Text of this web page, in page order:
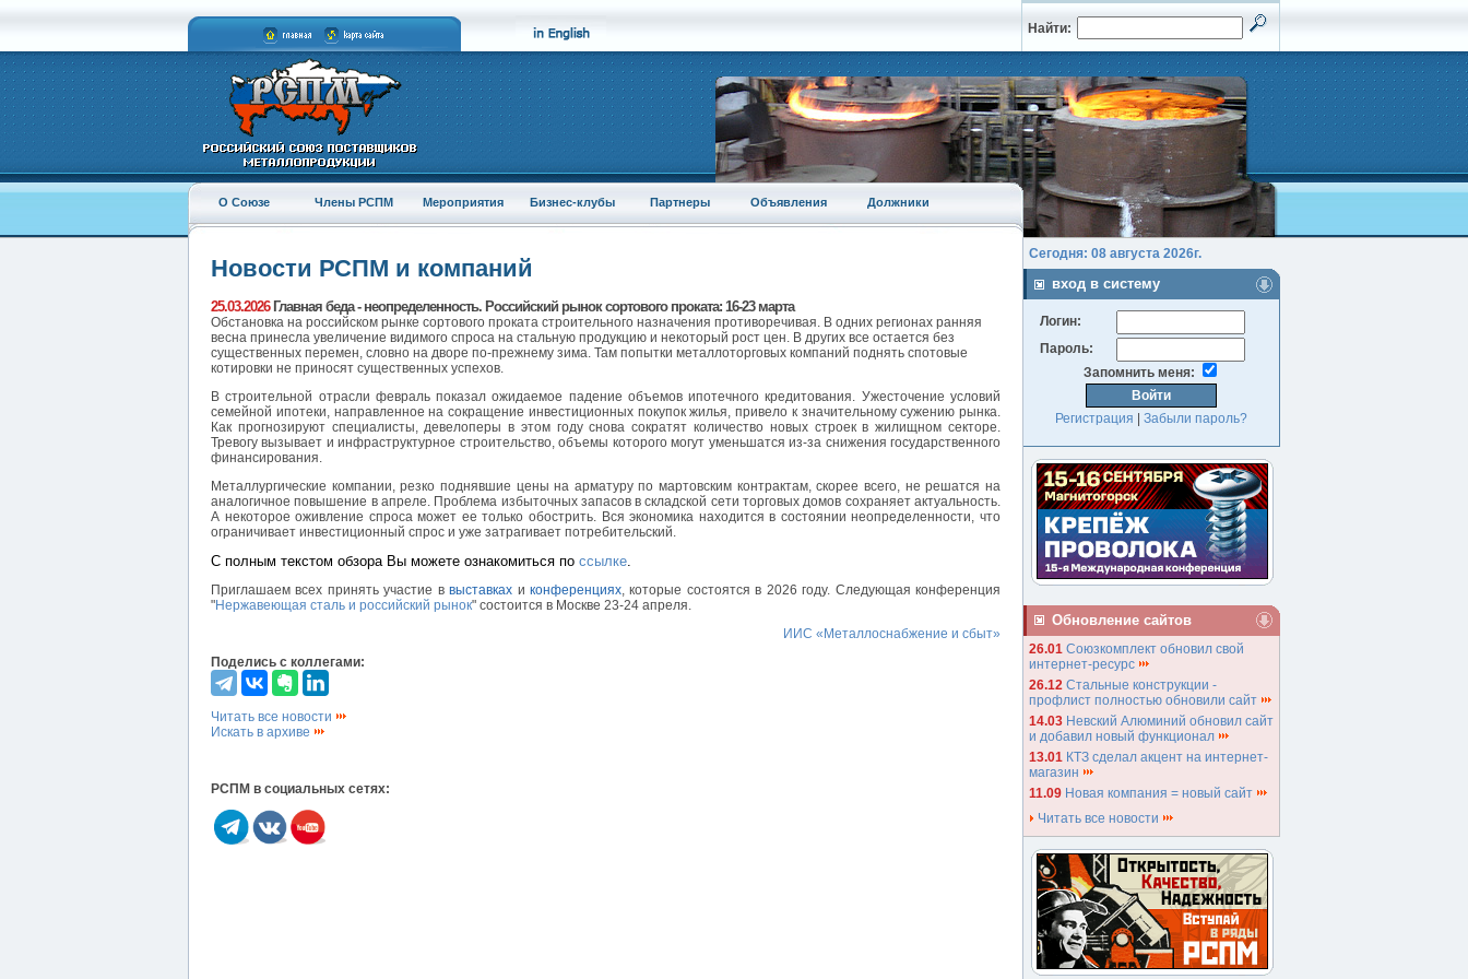
Найти:
О Союзе Члены РСПМ Мероприятия Бизнес-клубы Партнеры Объявления Должники
Новости РСПМ и компаний
25.03.2026Главная беда - неопределенность. Российский рынок сортового проката: 16-23 марта
Обстановка на российском рынке сортового проката строительного назначения противоречивая. В одних регионах ранняя
весна принесла увеличение видимого спроса на стальную продукцию и некоторый рост цен. В других все остается без
существенных перемен, словно на дворе по-прежнему зима. Там попытки металлоторговых компаний поднять спотовые
котировки не приносят существенных успехов.
В строительной отрасли февраль показал ожидаемое падение объемов ипотечного кредитования. Ужесточение условий
семейной ипотеки, направленное на сокращение инвестиционных покупок жилья, привело к значительному сужению рынка.
Как прогнозируют специалисты, девелоперы в этом году снова сократят количество новых строек в жилищном секторе.
Тревогу вызывает и инфраструктурное строительство, объемы которого могут уменьшатся из-за снижения государственного
финансирования.
Металлургические компании, резко поднявшие цены на арматуру по мартовским контрактам, скорее всего, не решатся на
аналогичное повышение в апреле. Проблема избыточных запасов в складской сети торговых домов сохраняет актуальность.
А некоторое оживление спроса может ее только обострить. Вся экономика находится в состоянии неопределенности, что
ограничивает инвестиционный спрос и уже затрагивает потребительский.
С полным текстом обзора Вы можете ознакомиться по ссылке.
Приглашаем всех принять участие ввыставках иконференциях, которые состоятся в 2026 году. Следующая конференция
"Нержавеющая сталь и российский рынок" состоится в Москве 23-24 апреля.
ИИС «Металлоснабжение и сбыт»
Поделись с коллегами:
Читать все новости
Искать в архиве
РСПМ в социальных сетях:
Сегодня: 08 августа 2026г.
вход в систему
Логин:
Пароль:
Запомнить меня:
Регистрация Забыли пароль?
Обновление сайтов
26.01 Союзкомплект обновил свой
интернет-ресурс
26.12 Стальные конструкции -
профлист полностью обновили сайт
14.03 Невский Алюминий обновил сайт
и добавил новый функционал
13.01 КТЗ сделал акцент на интернет-
магазин
11.09 Новая компания = новый сайт
Читать все новости